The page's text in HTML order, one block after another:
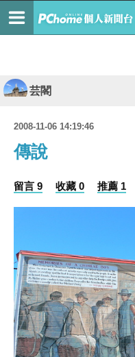
芸閣
2008-11-06 14:19:46
傳說
留言 9 收藏 0 推薦 1